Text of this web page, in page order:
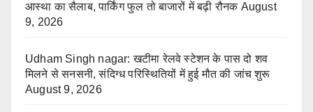
आस्था का सैलाब, पार्किंग फुल तो बाजारों में बढ़ी रौनक August
9, 2026
Udham Singh nagar: खटीमा रेलवे स्टेशन के पास दो शव
मिलने से सनसनी, संदिग्ध परिस्थितियों में हुई मौत की जांच शुरू
August 9, 2026